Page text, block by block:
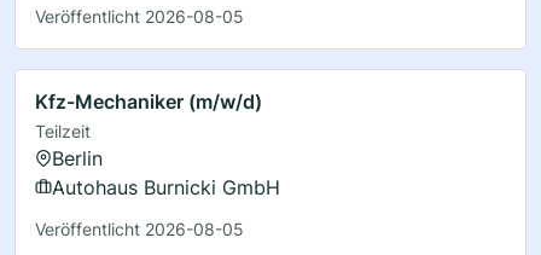
Veröffentlicht 2026-08-05
Kfz-Mechaniker (m/w/d)
Teilzeit
Berlin
Autohaus Burnicki GmbH
Veröffentlicht 2026-08-05